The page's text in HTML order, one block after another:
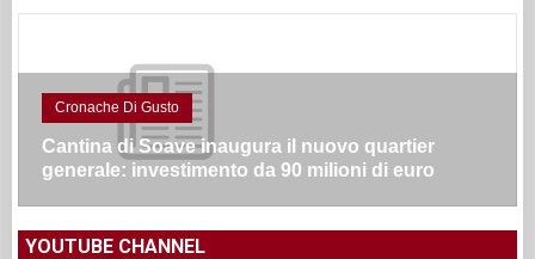
Cronache Di Gusto
Cantina di Soave inaugura il nuovo quartier
generale: investimento da 90 milioni di euro
YOUTUBE CHANNEL